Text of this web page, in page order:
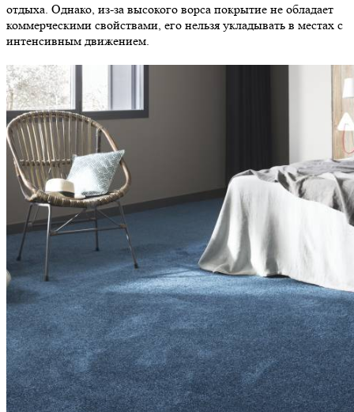
отдыха. Однако, из-за высокого ворса покрытие не обладает
коммерческими свойствами, его нельзя укладывать в местах с
интенсивным движением.